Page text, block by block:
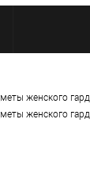
женского
женского